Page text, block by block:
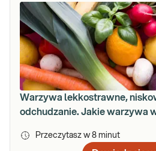
Warzywa lekkostrawne,
odchudzanie. Jakie warzywa
Przeczytasz w 8 minut